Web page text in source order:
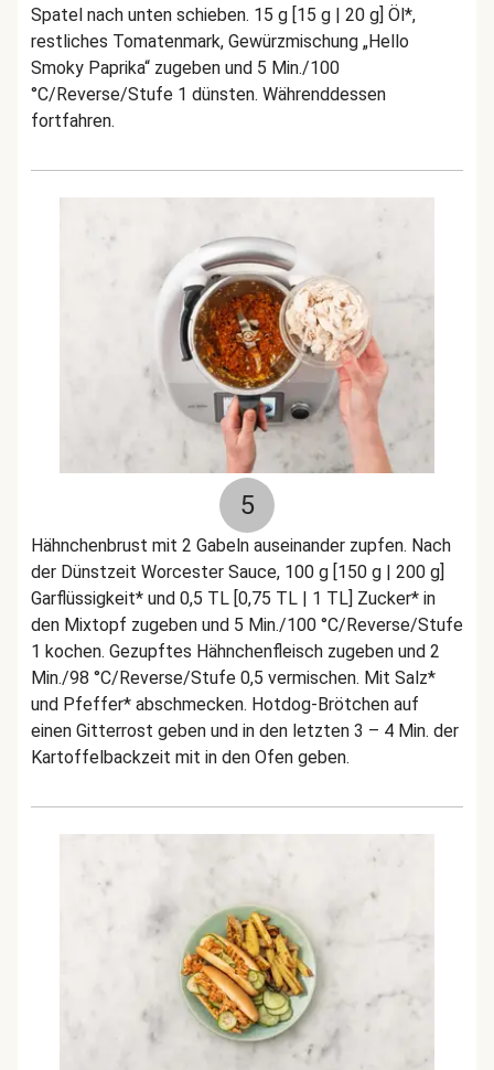
Spatel nach unten schieben. 15 g [15 g | 20 g] Öl*,
restliches Tomatenmark, Gewürzmischung „Hello
Smoky Paprika“ zugeben und 5 Min./100
°C/Reverse/Stufe 1 dünsten. Währenddessen
fortfahren.
5
Hähnchenbrust mit 2 Gabeln auseinander zupfen. Nach
der Dünstzeit Worcester Sauce, 100 g [150 g | 200 g]
Garflüssigkeit* und 0,5 TL [0,75 TL | 1 TL] Zucker* in
den Mixtopf zugeben und 5 Min./100 °C/Reverse/Stufe
1 kochen. Gezupftes Hähnchenfleisch zugeben und 2
Min./98 °C/Reverse/Stufe 0,5 vermischen. Mit Salz*
und Pfeffer* abschmecken. Hotdog-Brötchen auf
einen Gitterrost geben und in den letzten 3 – 4 Min. der
Kartoffelbackzeit mit in den Ofen geben.